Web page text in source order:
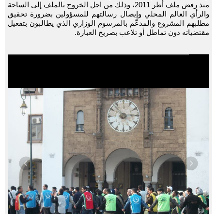
منذ رفض ملف أطر 2011، وذلك من اجل الخروج بالملف إلى الساحة
والرأي العالم المحلي وإيصال رسالتهم للمسؤولين بضرورة تحقيق
مطلبهم المشروع والمدعَّم بالمرسوم الوزاري الذي يطالبون بتفعيل
مقتضياته دون تماطل أو تلاعب بصريح العبارة.